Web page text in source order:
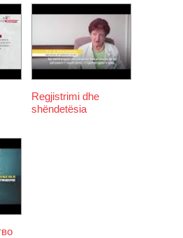
Regjistrimi dhe
shëndetësia